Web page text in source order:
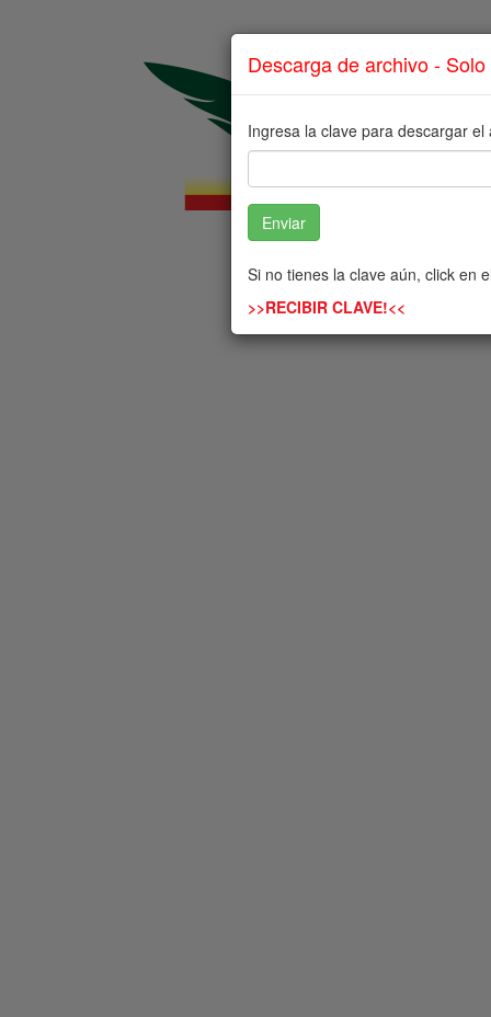
Descarga de archivo -
Ingresa la clave para descargar el
Enviar
Si no tienes la clave aún, click en
>>RECIBIR CLAVE!<<